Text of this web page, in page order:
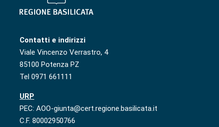
Contatti e indirizzi
Viale Vincenzo Verrastro, 4
85100 Potenza PZ
Tel 0971 661111
URP
PEC: AOO-giunta@cert.regione.basilicata.it
C.F. 80002950766